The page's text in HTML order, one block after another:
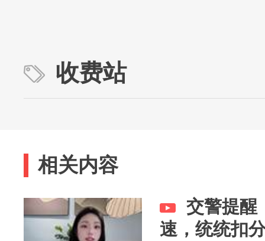
收费站
相关内容
交警提醒
速，统统扣